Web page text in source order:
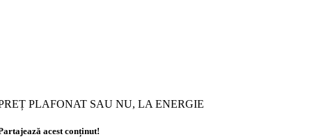
PLAFONAT SAU NU, LA ENERGIE
acest conținut!